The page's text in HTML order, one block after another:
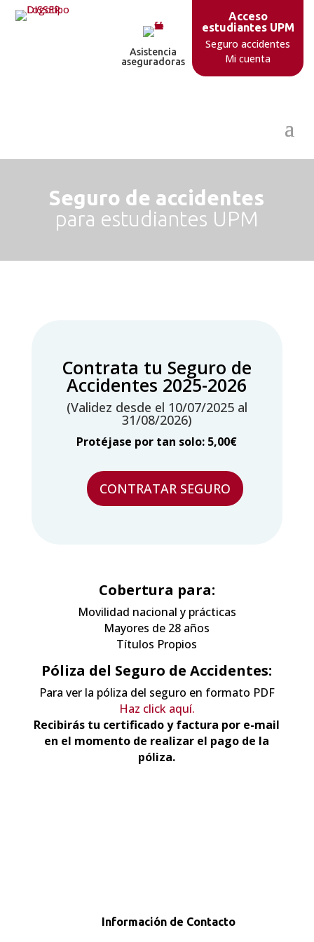
Asistencia
aseguradoras
Acceso
estudiantes UPM
Seguro accidentes
Mi cuenta
Seguro de accidentes
para estudiantes UPM
Contrata tu Seguro de
Accidentes 2025-2026
(Validez desde el 10/07/2025 al
31/08/2026)
Protéjase por tan solo: 5,00€
Seguro
Madrid
CONTRATAR SEGURO
Cobertura para:
Movilidad nacional y prácticas
Mayores de 28 años
Títulos Propios
Póliza del Seguro de Accidentes:
Para ver la póliza del seguro en formato PDF
Haz click aquí.
Recibirás tu certificado y factura por e-mail
en el momento de realizar el pago de la
póliza.
Información de Contacto